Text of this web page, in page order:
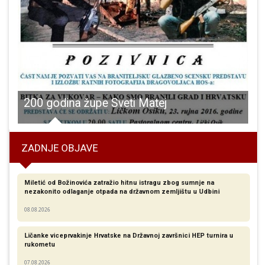
200 godina župe Sveti Matej
ZADNJE OBJAVE
Miletić od Božinovića zatražio hitnu istragu zbog sumnje na
nezakonito odlaganje otpada na državnom zemljištu u Udbini
08.08.2026
Ličanke viceprvakinje Hrvatske na Državnoj završnici HEP turnira u
rukometu
07.08.2026